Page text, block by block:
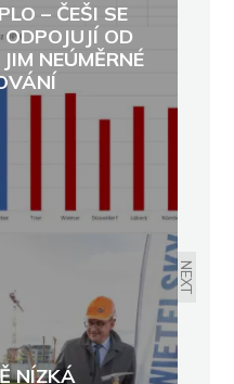
– ČEŠI SE
OD
NEÚMĚRNÉ
NEXT
NÍZKÁ